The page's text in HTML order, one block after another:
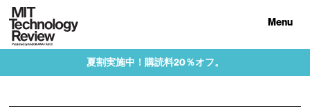
Menu
夏割実施中！購読料20％オフ。